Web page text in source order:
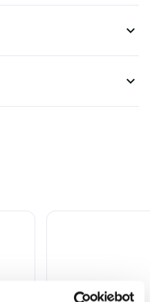
expand_more
expand_more